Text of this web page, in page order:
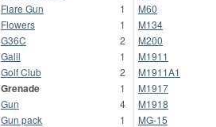
Flare Gun
1
Flowers
1
G36C
2
Galil
1
Golf Club
2
Grenade
1
Gun
4
Gun pack
1
M60
M134
M200
M1911
M1911A1
M1917
M1918
MG-15